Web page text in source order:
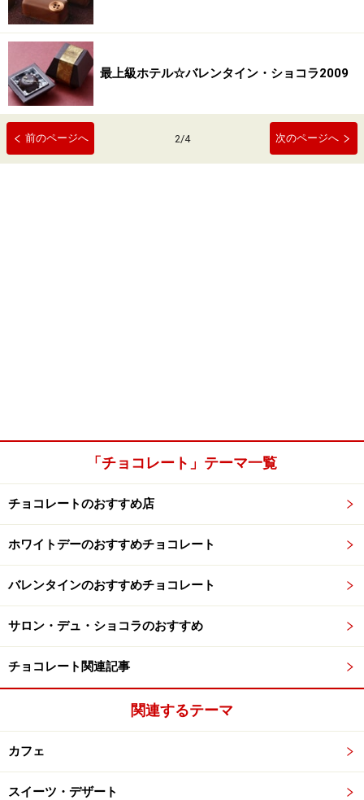
最上級ホテル☆バレンタイン・ショコラ2009
前のページへ 2/4 次のページへ
「チョコレート」テーマ一覧
チョコレートのおすすめ店
ホワイトデーのおすすめチョコレート
バレンタインのおすすめチョコレート
サロン・デュ・ショコラのおすすめ
チョコレート関連記事
関連するテーマ
カフェ
スイーツ・デザート